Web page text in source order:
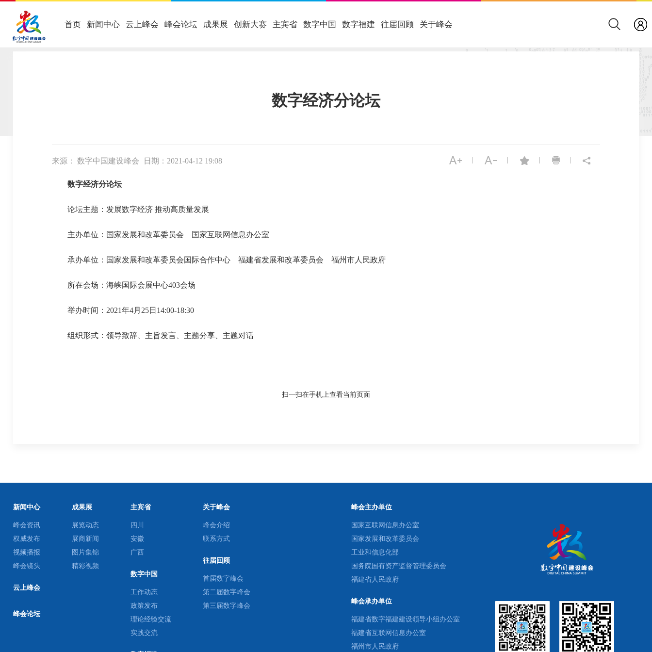
首页 新闻中心 云上峰会 峰会论坛 成果展 创新大赛 主宾省 数字中国 数字福建 往届回顾 关于峰会
当前位置： -峰会论坛 -分论坛
数字经济分论坛
来源： 数字中国建设峰会 日期：2021-04-12 19:08
数字经济分论坛
论坛主题：发展数字经济 推动高质量发展
主办单位：国家发展和改革委员会 国家互联网信息办公室
承办单位：国家发展和改革委员会国际合作中心 福建省发展和改革委员会 福州市人民政府
所在会场：海峡国际会展中心403会场
举办时间：2021年4月25日14:00-18:30
组织形式：领导致辞、主旨发言、主题分享、主题对话
扫一扫在手机上查看当前页面
新闻中心
峰会资讯
权威发布
视频播报
峰会镜头
云上峰会
峰会论坛
成果展
展览动态
展商新闻
图片集锦
精彩视频
主宾省
四川
安徽
广西
数字中国
工作动态
政策发布
理论经验交流
实践交流
关于峰会
峰会介绍
联系方式
往届回顾
首届数字峰会
第二届数字峰会
第三届数字峰会
峰会主办单位
国家互联网信息办公室
国家发展和改革委员会
工业和信息化部
国务院国有资产监督管理委员会
福建省人民政府
峰会承办单位
福建省数字福建建设领导小组办公室
福建省互联网信息办公室
福州市人民政府